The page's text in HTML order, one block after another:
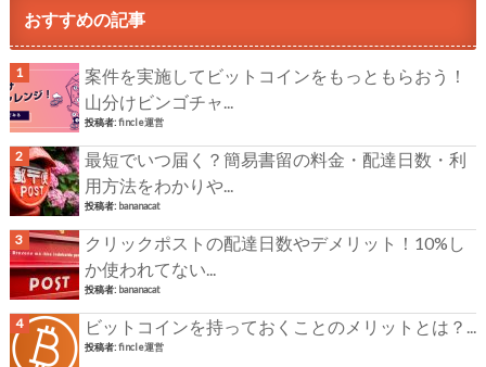
おすすめの記事
案件を実施してビットコインをもっともらおう！
山分けビンゴチャ...
投稿者:fincle運営
最短でいつ届く？簡易書留の料金・配達日数・利
用方法をわかりや...
投稿者: bananacat
クリックポストの配達日数やデメリット！10%し
か使われてない...
投稿者: bananacat
ビットコインを持っておくことのメリットとは？...
投稿者:fincle運営